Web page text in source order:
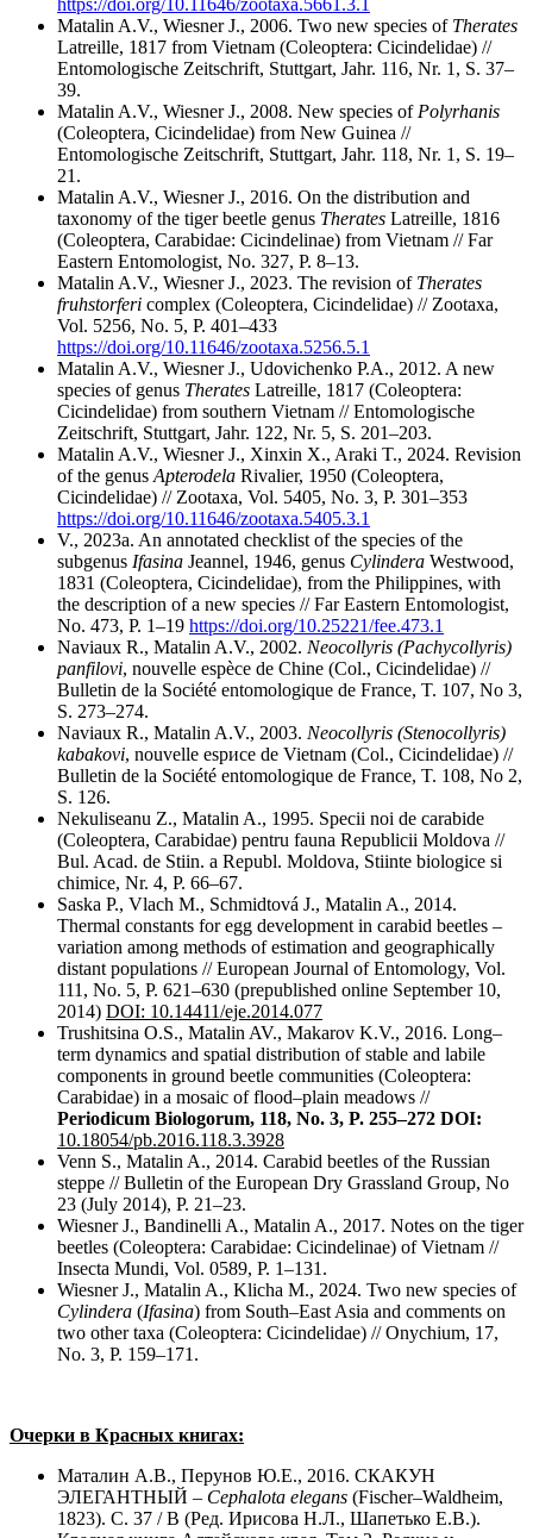
Matalin A.V., Wiesner J., 2006. Two new species of Therates
Latreille, 1817 from Vietnam (Coleoptera: Cicindelidae) //
Entomologische Zeitschrift, Stuttgart, Jahr. 116, Nr. 1, S. 37–
39.
Matalin A.V., Wiesner J., 2008. New species of Polyrhanis
(Coleoptera, Cicindelidae) from New Guinea //
Entomologische Zeitschrift, Stuttgart, Jahr. 118, Nr. 1, S. 19–
21.
Matalin A.V., Wiesner J., 2016. On the distribution and
taxonomy of the tiger beetle genus Therates Latreille, 1816
(Coleoptera, Carabidae: Cicindelinae) from Vietnam // Far
Eastern Entomologist, No. 327, P. 8–13.
Matalin A.V., Wiesner J., 2023. The revision of Therates
fruhstorferi complex (Coleoptera, Cicindelidae) // Zootaxa,
Vol. 5256, No. 5, P. 401–433
https://doi.org/10.11646/zootaxa.5256.5.1
Matalin A.V., Wiesner J., Udovichenko P.A., 2012. A new
species of genus Therates Latreille, 1817 (Coleoptera:
Cicindelidae) from southern Vietnam // Entomologische
Zeitschrift, Stuttgart, Jahr. 122, Nr. 5, S. 201–203.
Matalin A.V., Wiesner J., Xinxin X., Araki T., 2024. Revision
of the genus Apterodela Rivalier, 1950 (Coleoptera,
Cicindelidae) // Zootaxa, Vol. 5405, No. 3, P. 301–353
https://doi.org/10.11646/zootaxa.5405.3.1
V., 2023a. An annotated checklist of the species of the
subgenus Ifasina Jeannel, 1946, genus Cylindera Westwood,
1831 (Coleoptera, Cicindelidae), from the Philippines, with
the description of a new species // Far Eastern Entomologist,
No. 473, P. 1–19 https://doi.org/10.25221/fee.473.1
Naviaux R., Matalin A.V., 2002. Neocollyris (Pachycollyris)
panfilovi, nouvelle espèce de Chine (Col., Cicindelidae) //
Bulletin de la Société entomologique de France, T. 107, No 3,
S. 273–274.
Naviaux R., Matalin A.V., 2003. Neocollyris (Stenocollyris)
kabakovi, nouvelle espиce de Vietnam (Col., Cicindelidae) //
Bulletin de la Société entomologique de France, T. 108, No 2,
S. 126.
Nekuliseanu Z., Matalin A., 1995. Specii noi de carabide
(Coleoptera, Carabidae) pentru fauna Republicii Moldova //
Bul. Acad. de Stiin. a Republ. Moldova, Stiinte biologice si
chimice, Nr. 4, P. 66–67.
Saska P., Vlach M., Schmidtová J., Matalin A., 2014.
Thermal constants for egg development in carabid beetles –
variation among methods of estimation and geographically
distant populations // European Journal of Entomology, Vol.
111, No. 5, P. 621–630 (prepublished online September 10,
2014) DOI: 10.14411/eje.2014.077
Trushitsina O.S., Matalin AV., Makarov K.V., 2016. Long–
term dynamics and spatial distribution of stable and labile
components in ground beetle communities (Coleoptera:
Carabidae) in a mosaic of flood–plain meadows //
Periodicum Biologorum, 118, No. 3, P. 255–272 DOI:
10.18054/pb.2016.118.3.3928
Venn S., Matalin A., 2014. Carabid beetles of the Russian
steppe // Bulletin of the European Dry Grassland Group, No
23 (July 2014), P. 21–23.
Wiesner J., Bandinelli A., Matalin A., 2017. Notes on the tiger
beetles (Coleoptera: Carabidae: Cicindelinae) of Vietnam //
Insecta Mundi, Vol. 0589, P. 1–131.
Wiesner J., Matalin A., Klicha M., 2024. Two new species of
Cylindera (Ifasina) from South–East Asia and comments on
two other taxa (Coleoptera: Cicindelidae) // Onychium, 17,
No. 3, P. 159–171.
Очерки в Красных книгах:
Маталин А.В., Перунов Ю.Е., 2016. СКАКУН
ЭЛЕГАНТНЫЙ – Cephalota elegans (Fischer–Waldheim,
1823). С. 37 / В (Ред. Ирисова Н.Л., Шапетько Е.В.).